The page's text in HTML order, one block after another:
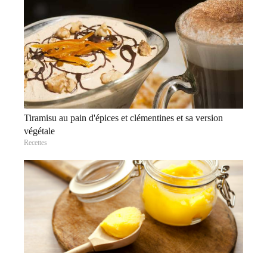
Tiramisu au pain d'épices et clémentines et sa version
végétale
Recettes